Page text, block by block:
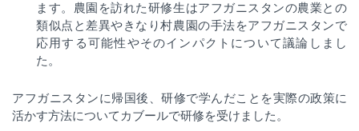
ます。農園を訪れた研修生はアフガニスタンの農業との
類似点と差異やきなり村農園の手法をアフガニスタンで
応用する可能性やそのインパクトについて議論しまし
た。
アフガニスタンに帰国後、研修で学んだことを実際の政策に
活かす方法についてカブールで研修を受けました。